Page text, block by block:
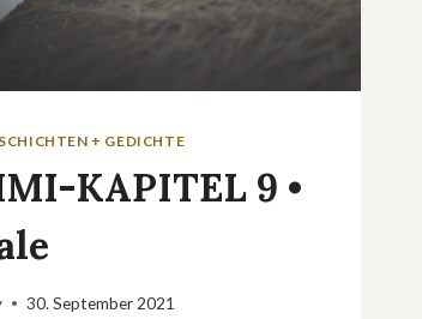
+ GEDICHTE
KAPITEL 9 •
30. September 2021